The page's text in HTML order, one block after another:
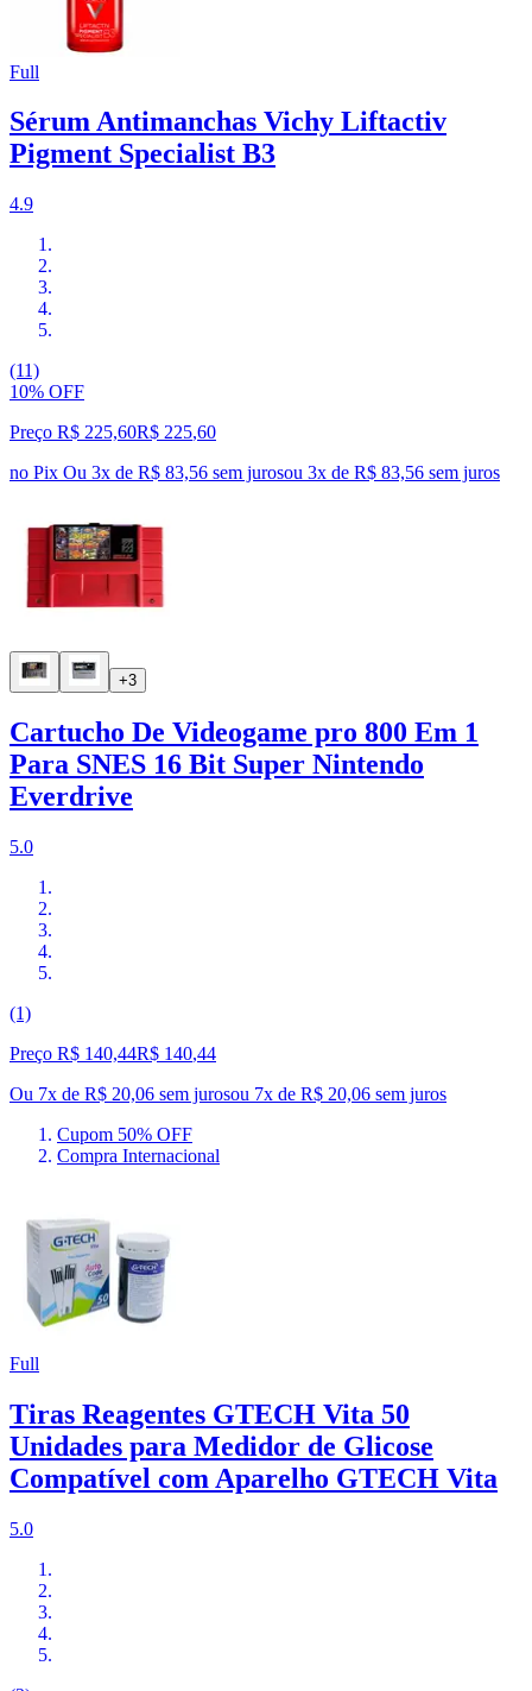
Full
Sérum Antimanchas Vichy Liftactiv
Pigment Specialist B3
4.9
(11)
10% OFF
Preço R$ 225,60R$ 225,60
no Pix Ou 3x de R$ 83,56 sem jurosou 3x de R$ 83,56 sem juros
+3
Cartucho De Videogame pro 800 Em 1
Para SNES 16 Bit Super Nintendo
Everdrive
5.0
(1)
Preço R$ 140,44R$ 140,44
Ou 7x de R$ 20,06 sem jurosou 7x de R$ 20,06 sem juros
Cupom 50% OFF
Compra Internacional
Full
Tiras Reagentes GTECH Vita 50
Unidades para Medidor de Glicose
Compatível com Aparelho GTECH Vita
5.0